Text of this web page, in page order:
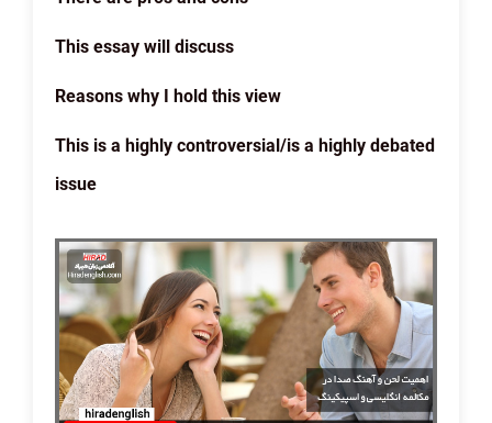
This essay will discuss
Reasons why I hold this view
This is a highly controversial/is a highly debated
issue